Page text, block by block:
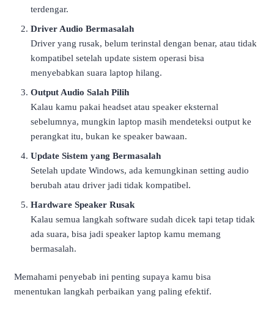
terdengar.
Driver Audio Bermasalah
Driver yang rusak, belum terinstal dengan benar, atau tidak
kompatibel setelah update sistem operasi bisa
menyebabkan suara laptop hilang.
Output Audio Salah Pilih
Kalau kamu pakai headset atau speaker eksternal
sebelumnya, mungkin laptop masih mendeteksi output ke
perangkat itu, bukan ke speaker bawaan.
Update Sistem yang Bermasalah
Setelah update Windows, ada kemungkinan setting audio
berubah atau driver jadi tidak kompatibel.
Hardware Speaker Rusak
Kalau semua langkah software sudah dicek tapi tetap tidak
ada suara, bisa jadi speaker laptop kamu memang
bermasalah.
Memahami penyebab ini penting supaya kamu bisa
menentukan langkah perbaikan yang paling efektif.